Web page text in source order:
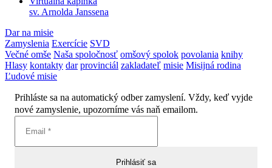
sv. Arnolda Janssena
Dar na misie
Zamyslenia Exercície SVD
Večné omše Naša spoločnosť omšový spolok povolania knihy
Hlasy kontakty dar provinciál zakladateľ misie Misijná rodina
Ľudové misie
Prihláste sa na automatický odber zamyslení. Vždy, keď vyjde
nové zamyslenie, upozorníme vás naň emailom.